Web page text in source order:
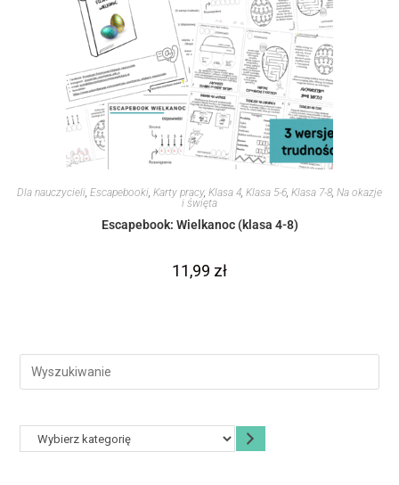
Dla nauczycieli, Escapebooki, Karty pracy, Klasa 4, Klasa 5-6, Klasa 7-8, Na okazje
i święta
Escapebook: Wielkanoc (klasa 4-8)
11,99 zł